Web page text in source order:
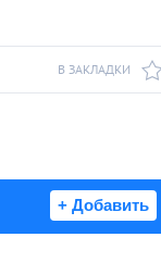
В ЗАКЛАДКИ
+ Добавить